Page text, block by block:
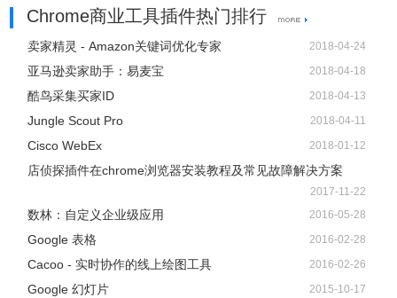
Chrome商业工具插件热门排行
卖家精灵 - Amazon关键词优化专家 2018-04-24
亚马逊卖家助手：易麦宝 2018-04-18
酷鸟采集买家ID 2018-04-13
Jungle Scout Pro 2018-04-11
Cisco WebEx 2018-01-12
店侦探插件在chrome浏览器安装教程及常见故障解决方案
2017-11-22
数林：自定义企业级应用 2016-05-28
Google 表格 2016-02-28
Cacoo - 实时协作的线上绘图工具 2016-02-26
Google 幻灯片 2015-10-17